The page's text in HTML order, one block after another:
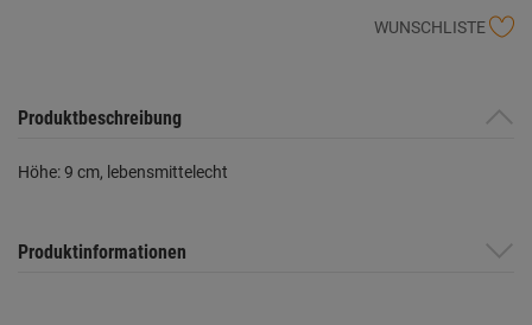
WUNSCHLISTE
Produktbeschreibung
Höhe: 9 cm, lebensmittelecht
Produktinformationen